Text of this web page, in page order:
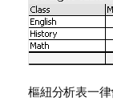
樞紐分析表一